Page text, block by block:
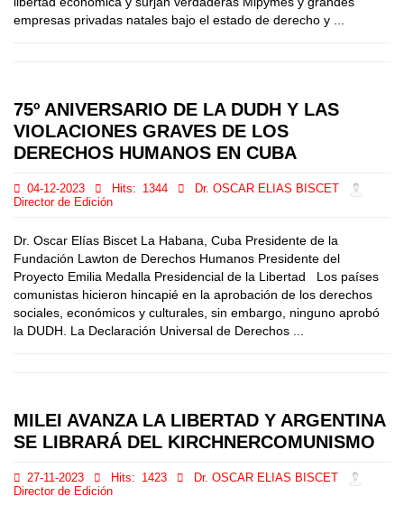
empresas privadas natales bajo el estado de derecho y ...
75º ANIVERSARIO DE LA DUDH Y LAS
VIOLACIONES GRAVES DE LOS
DERECHOS HUMANOS EN CUBA
04-12-2023 Hits: 1344
Dr. OSCAR ELIAS BISCET
Director de Edición
Dr. Oscar Elías Biscet La Habana, Cuba Presidente de la
Fundación Lawton de Derechos Humanos Presidente del
Proyecto Emilia Medalla Presidencial de la Libertad Los países
comunistas hicieron hincapié en la aprobación de los derechos
sociales, económicos y culturales, sin embargo, ninguno aprobó
la DUDH. La Declaración Universal de Derechos ...
MILEI AVANZA LA LIBERTAD Y ARGENTINA
SE LIBRARÁ DEL KIRCHNERCOMUNISMO
27-11-2023 Hits: 1423
Dr. OSCAR ELIAS BISCET
Director de Edición